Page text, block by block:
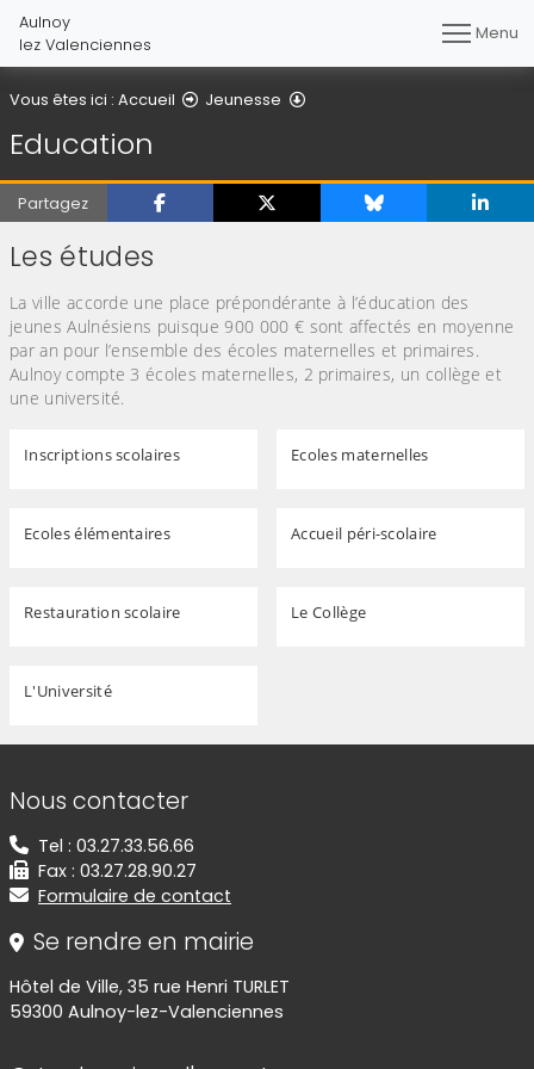
Aulnoy
lez Valenciennes
Menu
Vous êtes ici : Accueil Jeunesse
Education
Partagez
Les études
La ville accorde une place prépondérante à l’éducation des
jeunes Aulnésiens puisque 900 000 € sont affectés en moyenne
par an pour l’ensemble des écoles maternelles et primaires.
Aulnoy compte 3 écoles maternelles, 2 primaires, un collège et
une université.
Inscriptions scolaires Ecoles maternelles
Ecoles élémentaires Accueil péri-scolaire
Restauration scolaire Le Collège
L'Université
Informations de contact
Nous contacter
Tel : 03.27.33.56.66
Fax : 03.27.28.90.27
Formulaire de contact
Se rendre en mairie
Hôtel de Ville, 35 rue Henri TURLET
59300 Aulnoy-lez-Valenciennes